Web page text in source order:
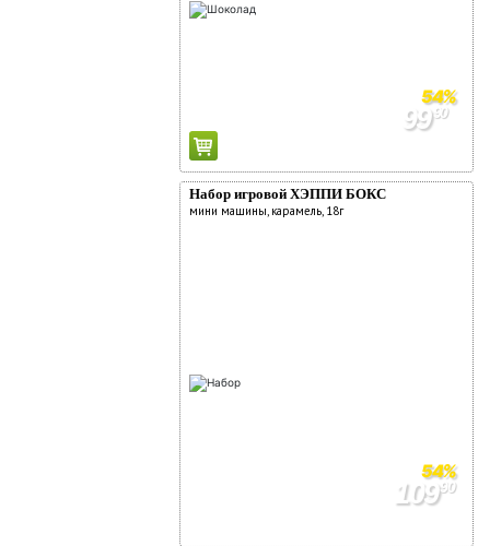
54%
9990
Набор игровой ХЭППИ БОКС
мини машины, карамель, 18г
54%
10990